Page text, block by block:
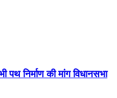
पथ निर्माण की मांग विधानसभा